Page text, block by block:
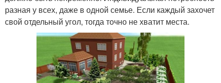
разная у всех, даже в одной семье. Если каждый захочет
свой отдельный угол, тогда точно не хватит места.